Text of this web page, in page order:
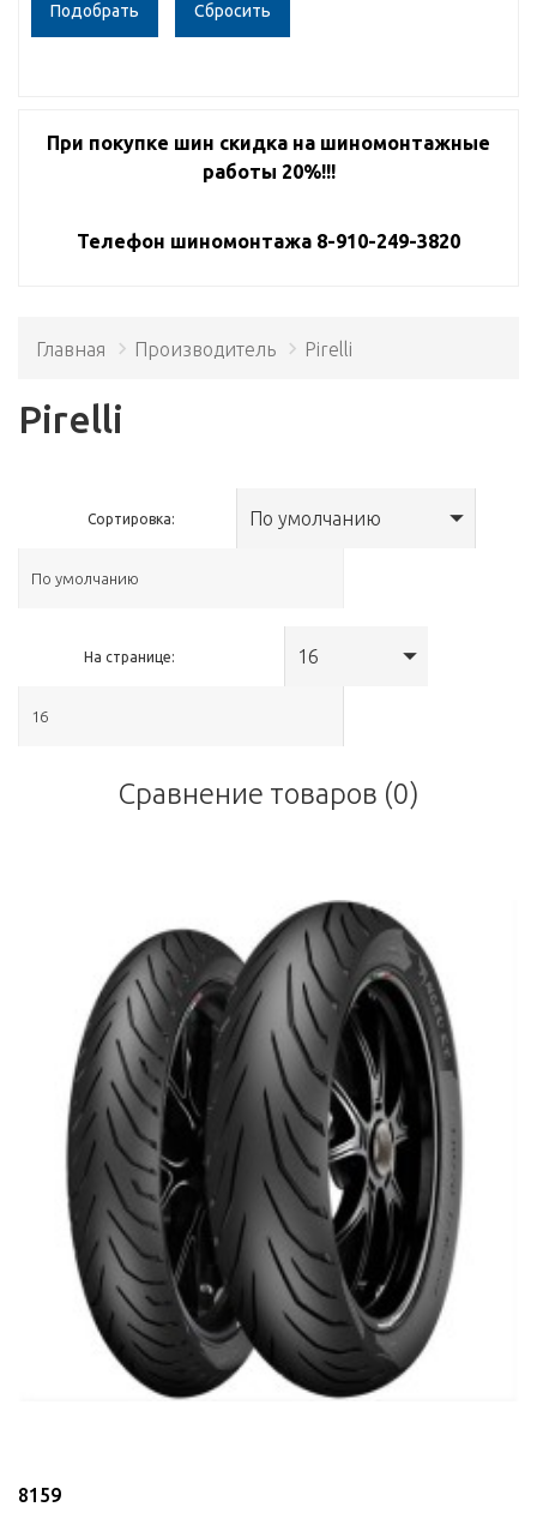
Сбросить
При покупке шин скидка на шиномонтажные
работы 20%!!!
Телефон шиномонтажа 8-910-249-3820
Главная Производитель Pirelli
Pirelli
Сортировка: По умолчанию
На странице: 16
Сравнение товаров (0)
8159